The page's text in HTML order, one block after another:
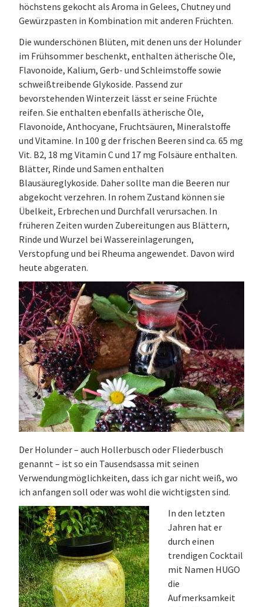
höchstens gekocht als Aroma in Gelees, Chutney und
Gewürzpasten in Kombination mit anderen Früchten.
Die wunderschönen Blüten, mit denen uns der Holunder
im Frühsommer beschenkt, enthalten ätherische Öle,
Flavonoide, Kalium, Gerb- und Schleimstoffe sowie
schweißtreibende Glykoside. Passend zur
bevorstehenden Winterzeit lässt er seine Früchte
reifen. Sie enthalten ebenfalls ätherische Öle,
Flavonoide, Anthocyane, Fruchtsäuren, Mineralstoffe
und Vitamine. In 100 g der frischen Beeren sind ca. 65 mg
Vit. B2, 18 mg Vitamin C und 17 mg Folsäure enthalten.
Blätter, Rinde und Samen enthalten
Blausäureglykoside. Daher sollte man die Beeren nur
abgekocht verzehren. In rohem Zustand können sie
Übelkeit, Erbrechen und Durchfall verursachen. In
früheren Zeiten wurden Zubereitungen aus Blättern,
Rinde und Wurzel bei Wassereinlagerungen,
Verstopfung und bei Rheuma angewendet. Davon wird
heute abgeraten.
Der Holunder – auch Hollerbusch oder Fliederbusch
genannt – ist so ein Tausendsassa mit seinen
Verwendungmöglichkeiten, dass ich gar nicht weiß, wo
ich anfangen soll oder was wohl die wichtigsten sind.
In den letzten
Jahren hat er
durch einen
trendigen Cocktail
mit Namen HUGO
die
Aufmerksamkeit